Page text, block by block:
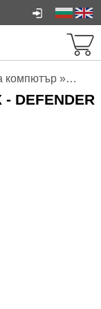
компютър »
- DEFENDER